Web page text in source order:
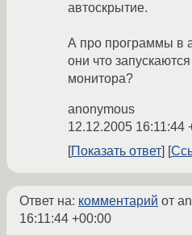
автоскрытие.
А про программы в
они что
монитора?
anonymous
12.12.2005 16:11:44
Показать ответ
Ответ на: комментарий от
16:11:44 +00:00